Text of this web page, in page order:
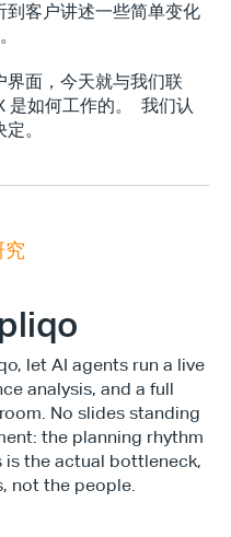
客户讲述一些简单变化
面，今天就与我们联
如何工作的。  我们认
。
究
let AI agents run a live
analysis, and a full
No slides standing
the planning rhythm
is the actual bottleneck,
not the people.